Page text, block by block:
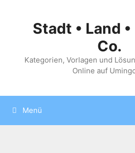
springenStadt • Land
Co.
Kategorien, Vorlagen und
Online auf
Menü